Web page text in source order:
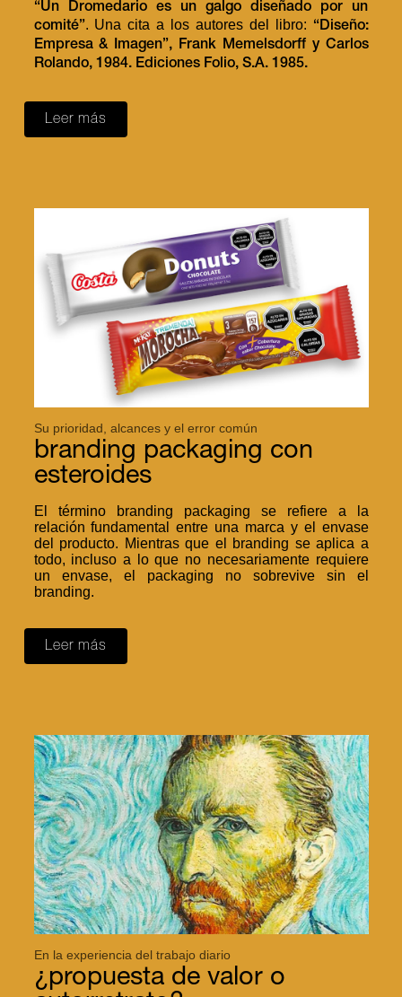
“Un Dromedario es un galgo diseñado por un
comité”. Una cita a los autores del libro: “Diseño:
Empresa & Imagen”, Frank Memelsdorff y Carlos
Rolando, 1984. Ediciones Folio, S.A. 1985.
Leer más
Su prioridad, alcances y el error común
branding packaging con
esteroides
El término branding packaging se refiere a la
relación fundamental entre una marca y el envase
del producto. Mientras que el branding se aplica a
todo, incluso a lo que no necesariamente requiere
un envase, el packaging no sobrevive sin el
branding.
Leer más
En la experiencia del trabajo diario
¿propuesta de valor o